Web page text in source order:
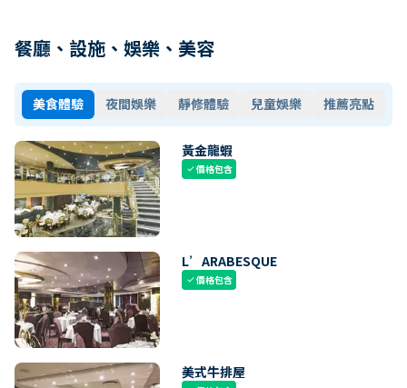
餐廳、設施、娛樂、美容
美食體驗 夜間娛樂 靜修體驗 兒童娛樂 推薦亮點
黃金龍蝦
check價格包含
L’ARABESQUE
check價格包含
美式牛排屋